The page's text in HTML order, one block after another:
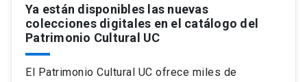
Ya están disponibles las nuevas
colecciones digitales en el catálogo del
Patrimonio Cultural UC
El Patrimonio Cultural UC ofrece miles de